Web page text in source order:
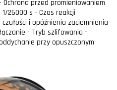
Ochrona przed promieniowaniem
1/25000 s - Czas reakcji
i opóźnienia zaciemnienia
- Tryb szlifowania -
przy opuszczonym